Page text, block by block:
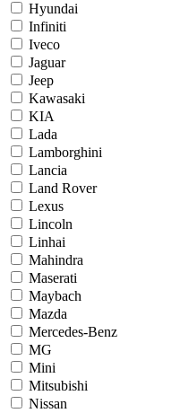
Hyundai
Infiniti
Iveco
Jaguar
Jeep
Kawasaki
KIA
Lada
Lamborghini
Lancia
Land Rover
Lexus
Lincoln
Linhai
Mahindra
Maserati
Maybach
Mazda
Mercedes-Benz
MG
Mini
Mitsubishi
Nissan